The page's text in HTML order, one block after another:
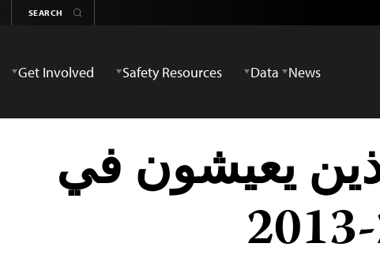
News
Data
Safety Resources
Get Involved
يعيشون في